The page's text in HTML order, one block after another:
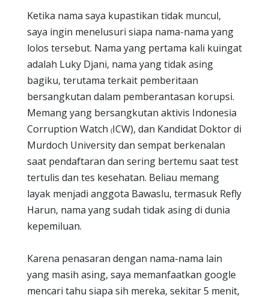
Ketika nama saya kupastikan tidak muncul,
saya ingin menelusuri siapa nama-nama yang
lolos tersebut. Nama yang pertama kali kuingat
adalah Luky Djani, nama yang tidak asing
bagiku, terutama terkait pemberitaan
bersangkutan dalam pemberantasan korupsi.
Memang yang bersangkutan aktivis Indonesia
Corruption Watch (ICW), dan KandidatDoktor di
Murdoch University dan sempat berkenalan
saat pendaftaran dan sering bertemu saat test
tertulis dan tes kesehatan. Beliau memang
layak menjadi anggota Bawaslu, termasuk Refly
Harun, nama yang sudah tidak asing di dunia
kepemiluan.
Karena penasaran dengan nama-nama lain
yang masih asing, saya memanfaatkan google
mencari tahu siapa sih mereka, sekitar 5 menit,